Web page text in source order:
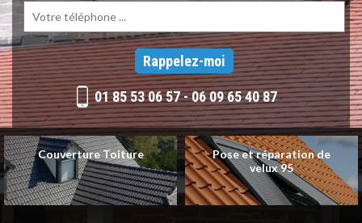
01 85 53 06 57-06 09 65 40 87
Couverture Toiture
Pose et réparation de
velux 95